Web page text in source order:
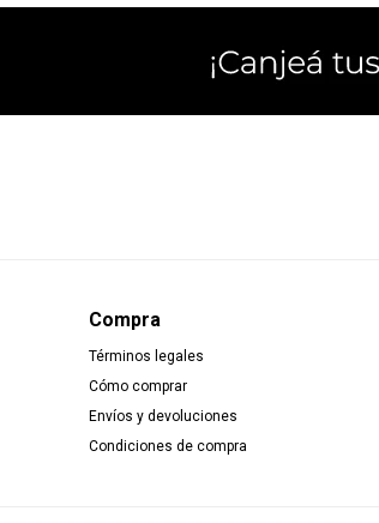
Compra
Términos legales
Cómo comprar
Envíos y devoluciones
Condiciones de compra